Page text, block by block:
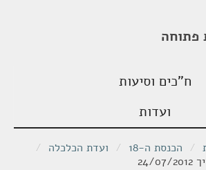
פתוחה
ח"כים וסיעות
ועדות
/ הכנסת ה-18 / ועדת הכלכלה /